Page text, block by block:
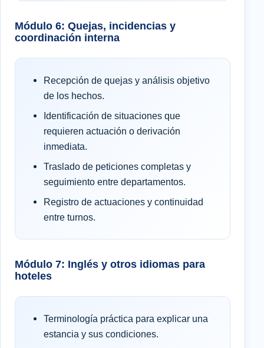
Módulo 6: Quejas, incidencias y
coordinación interna
Recepción de quejas y análisis objetivo
de los hechos.
Identificación de situaciones que
requieren actuación o derivación
inmediata.
Traslado de peticiones completas y
seguimiento entre departamentos.
Registro de actuaciones y continuidad
entre turnos.
Módulo 7: Inglés y otros idiomas para
hoteles
Terminología práctica para explicar una
estancia y sus condiciones.